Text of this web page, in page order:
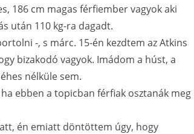
186 cm magas férfiember vagyok aki
után 110 kg-ra dagadt.
-, s márc. 15-én kezdtem az Atkins
bizakodó vagyok. Imádom a húst, a
nélküle sem.
ebben a topicban férfiak osztanák meg
én emiatt döntöttem úgy, hogy